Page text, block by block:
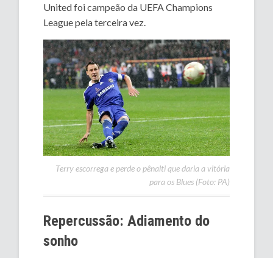
United foi campeão da UEFA Champions
League pela terceira vez.
Terry escorrega e perde o pênalti que daria a vitória
para os Blues (Foto: PA)
Repercussão: Adiamento do
sonho